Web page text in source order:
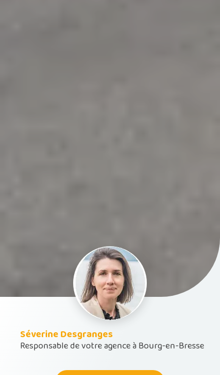
Séverine Desgranges
Responsable de votre agence à Bourg-en-Bresse